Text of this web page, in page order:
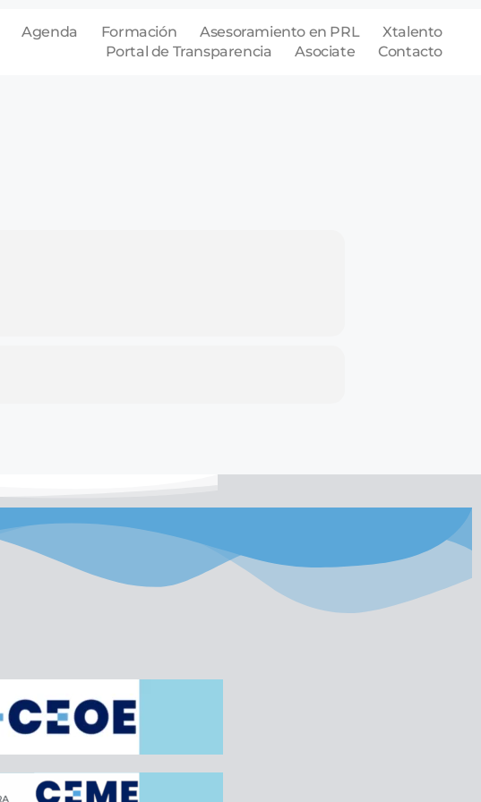
Agenda Formación Asesoramiento en PRL
Xtalento
Portal de Transparencia
Asociate Contacto